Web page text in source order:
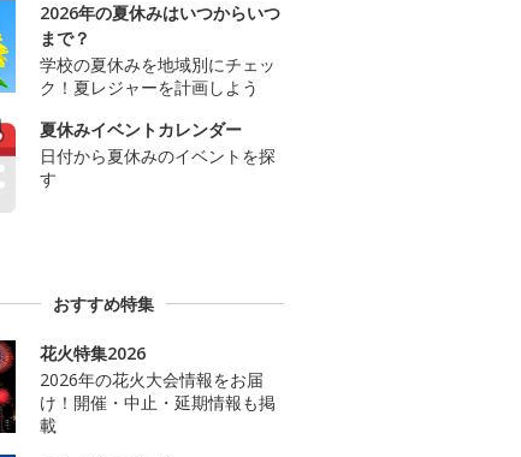
2026年の夏休みはいつからいつ
まで？
学校の夏休みを地域別にチェッ
ク！夏レジャーを計画しよう
夏休みイベントカレンダー
日付から夏休みのイベントを探
す
おすすめ特集
花火特集2026
2026年の花火大会情報をお届
け！開催・中止・延期情報も掲
載